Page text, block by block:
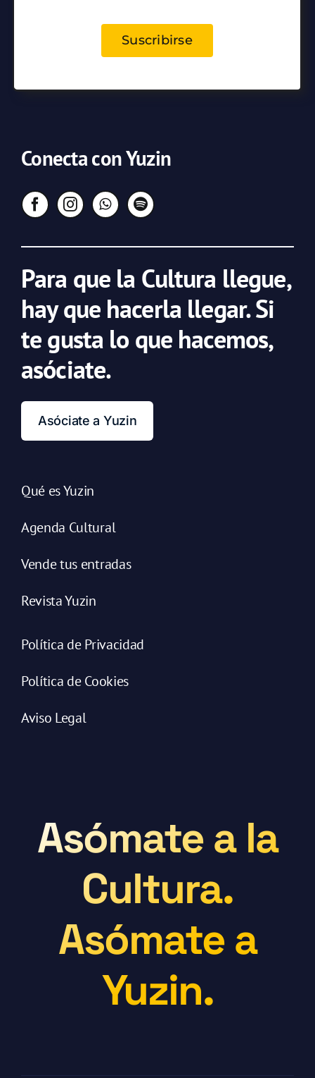
Suscribirse
Conecta con Yuzin
Para que la Cultura llegue,
hay que hacerla llegar. Si
te gusta lo que hacemos,
asóciate.
Asóciate a Yuzin
Qué es Yuzin
Agenda Cultural
Vende tus entradas
Revista Yuzin
Política de Privacidad
Política de Cookies
Aviso Legal
Asómate a la
Cultura.
Asómate a
Yuzin.